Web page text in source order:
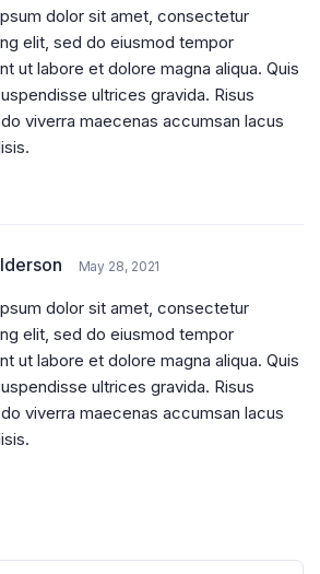
dolor sit amet, consectetur
elit, sed do eiusmod tempor
ut labore et dolore magna aliqua. Quis
ultrices gravida. Risus
viverra maecenas accumsan lacus
May 28, 2021
dolor sit amet, consectetur
elit, sed do eiusmod tempor
ut labore et dolore magna aliqua. Quis
ultrices gravida. Risus
viverra maecenas accumsan lacus